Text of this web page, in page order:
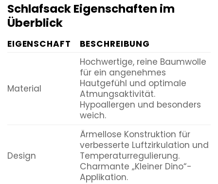
Schlafsack Eigenschaften im
Überblick
EIGENSCHAFT BESCHREIBUNG
Material
Hochwertige, reine Baumwolle
für ein angenehmes
Hautgefühl und optimale
Atmungsaktivität.
Hypoallergen und besonders
weich.
Design
Ärmellose Konstruktion für
verbesserte Luftzirkulation und
Temperaturregulierung.
Charmante „Kleiner Dino“-
Applikation.